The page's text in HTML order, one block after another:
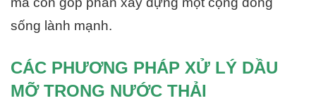
sống lành mạnh.
CÁC PHƯƠNG PHÁP XỬ LÝ DẦU
MỠ TRONG NƯỚC THẢI